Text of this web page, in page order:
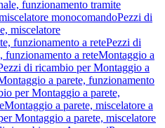
funzionamento tramite
monocomandoPezzi di
miscelatore
funzionamento a retePezzi di
funzionamento a reteMontaggio a
di ricambio per Montaggio a
a parete, funzionamento
per Montaggio a parete,
Montaggio a parete, miscelatore a
Montaggio a parete, miscelatore